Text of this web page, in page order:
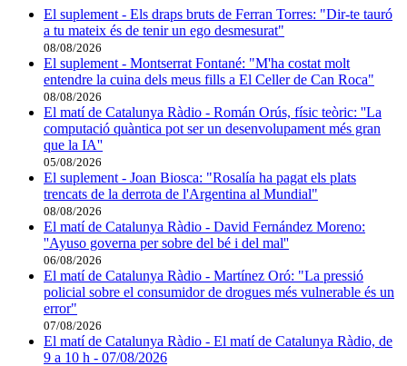
El suplement - Els draps bruts de Ferran Torres: "Dir-te tauró
a tu mateix és de tenir un ego desmesurat"
08/08/2026
El suplement - Montserrat Fontané: "M'ha costat molt
entendre la cuina dels meus fills a El Celler de Can Roca"
08/08/2026
El matí de Catalunya Ràdio - Román Orús, físic teòric: ''La
computació quàntica pot ser un desenvolupament més gran
que la IA''
05/08/2026
El suplement - Joan Biosca: "Rosalía ha pagat els plats
trencats de la derrota de l'Argentina al Mundial"
08/08/2026
El matí de Catalunya Ràdio - David Fernández Moreno:
''Ayuso governa per sobre del bé i del mal''
06/08/2026
El matí de Catalunya Ràdio - Martínez Oró: "La pressió
policial sobre el consumidor de drogues més vulnerable és un
error"
07/08/2026
El matí de Catalunya Ràdio - El matí de Catalunya Ràdio, de
9 a 10 h - 07/08/2026